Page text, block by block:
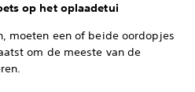
op het oplaadetui
moeten een of beide oordopjes
om de meeste van de